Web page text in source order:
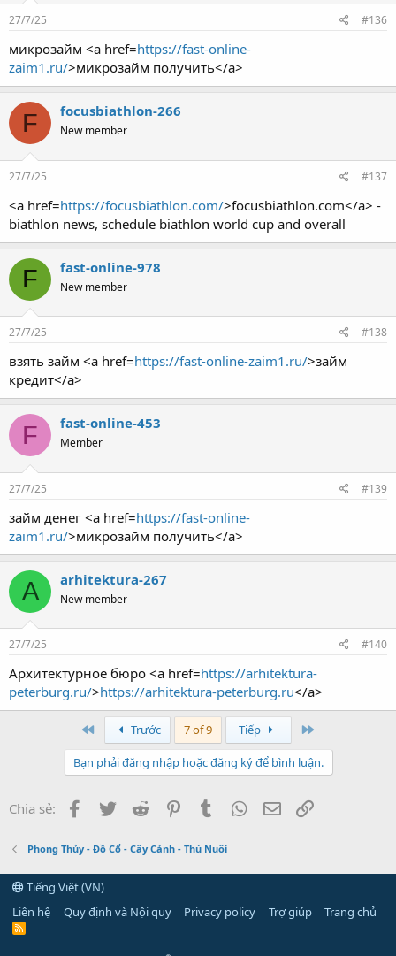
27/7/25 #136
микрозайм <a href=https://fast-online-
zaim1.ru/>микрозайм получить</a>
F focusbiathlon-266
New member
27/7/25 #137
<a href=https://focusbiathlon.com/>focusbiathlon.com</a> -
biathlon news, schedule biathlon world cup and overall
F fast-online-978
New member
27/7/25 #138
взять займ <a href=https://fast-online-zaim1.ru/>займ
кредит</a>
F fast-online-453
Member
27/7/25 #139
займ денег <a href=https://fast-online-
zaim1.ru/>микрозайм получить</a>
A arhitektura-267
New member
27/7/25 #140
Архитектурное бюро <a href=https://arhitektura-
peterburg.ru/>https://arhitektura-peterburg.ru</a>
First Trước 7 of 9 Tiếp
Bạn phải đăng nhập hoặc đăng ký để bình luận.
Chia sẻ: Facebook
Twitter Reddit PinterestTumblr WhatsApp
Email
Phong Thủy - Đồ Cổ - Cây Cảnh - Thú Nuôi
Tiếng Việt (VN)
Liên hệ
Quy định và Nội quy Privacy policy Trợ giúp Trang chủ
R